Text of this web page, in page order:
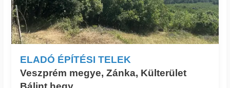
ELADÓ ÉPÍTÉSI TELEK
Veszprém megye, Zánka, Külterület